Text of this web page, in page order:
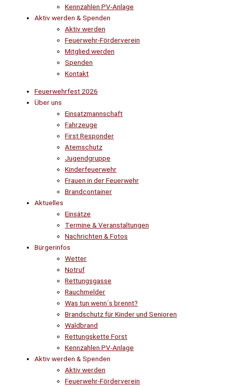
Kennzahlen PV-Anlage
Aktiv werden & Spenden
Aktiv werden
Feuerwehr-Förderverein
Mitglied werden
Spenden
Kontakt
Feuerwehrfest 2026
Über uns
Einsatzmannschaft
Fahrzeuge
First Responder
Atemschutz
Jugendgruppe
Kinderfeuerwehr
Frauen in der Feuerwehr
Brandcontainer
Aktuelles
Einsätze
Termine & Veranstaltungen
Nachrichten & Fotos
Bürgerinfos
Wetter
Notruf
Rettungsgasse
Rauchmelder
Was tun wenn´s brennt?
Brandschutz für Kinder und Senioren
Waldbrand
Rettungskette Forst
Kennzahlen PV-Anlage
Aktiv werden & Spenden
Aktiv werden
Feuerwehr-Förderverein